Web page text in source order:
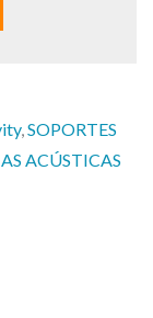
, SOPORTES
ACÚSTICAS